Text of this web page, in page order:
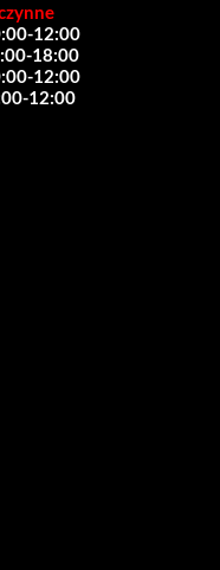
12:00
16:00-18:00
12:00
12:00